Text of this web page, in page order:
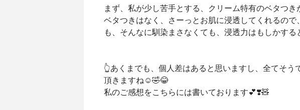
まず、私が少し苦手とする、クリーム特有のベタつき
ベタつきはなく、さーっとお肌に浸透してくれるので
も、そんなに馴染まさなくても、浸透力はもしかす
👆あくまでも、個人差はあると思いますし、全てそう
頂きますね☺️🤣😂
私のご感想をこちらには書いております💕❣️🧸